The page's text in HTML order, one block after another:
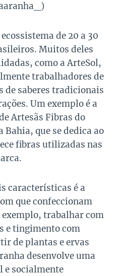
de 20 a 30
Muitos deles
como a ArteSol,
trabalhadores de
de saberes tradicionais
Um exemplo é a
Artesãs Fibras do
Bahia, que se dedica ao
fibras utilizadas nas
características é a
que confeccionam
exemplo, trabalhar com
e tingimento com
de plantas e ervas
desenvolve uma
socialmente